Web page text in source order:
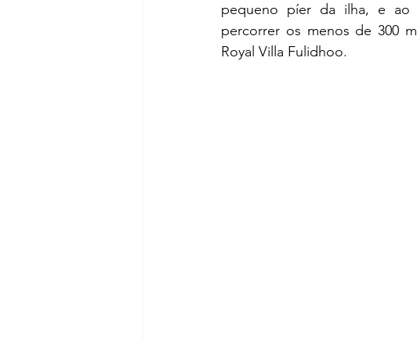
pequeno píer da ilha, e ao
Royal Villa Fulidhoo.